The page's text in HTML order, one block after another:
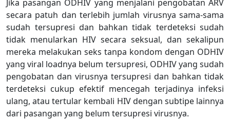
Jika pasangan ODHIV yang menjalani pengobatan ARV
secara patuh dan terlebih jumlah virusnya sama-sama
sudah tersupresi dan bahkan tidak terdeteksi sudah
tidak menularkan HIV secara seksual, dan sekalipun
mereka melakukan seks tanpa kondom dengan ODHIV
yang viral loadnya belum tersupresi, ODHIV yang sudah
pengobatan dan virusnya tersupresi dan bahkan tidak
terdeteksi cukup efektif mencegah terjadinya infeksi
ulang, atau tertular kembali HIV dengan subtipe lainnya
dari pasangan yang belum tersupresi virusnya.